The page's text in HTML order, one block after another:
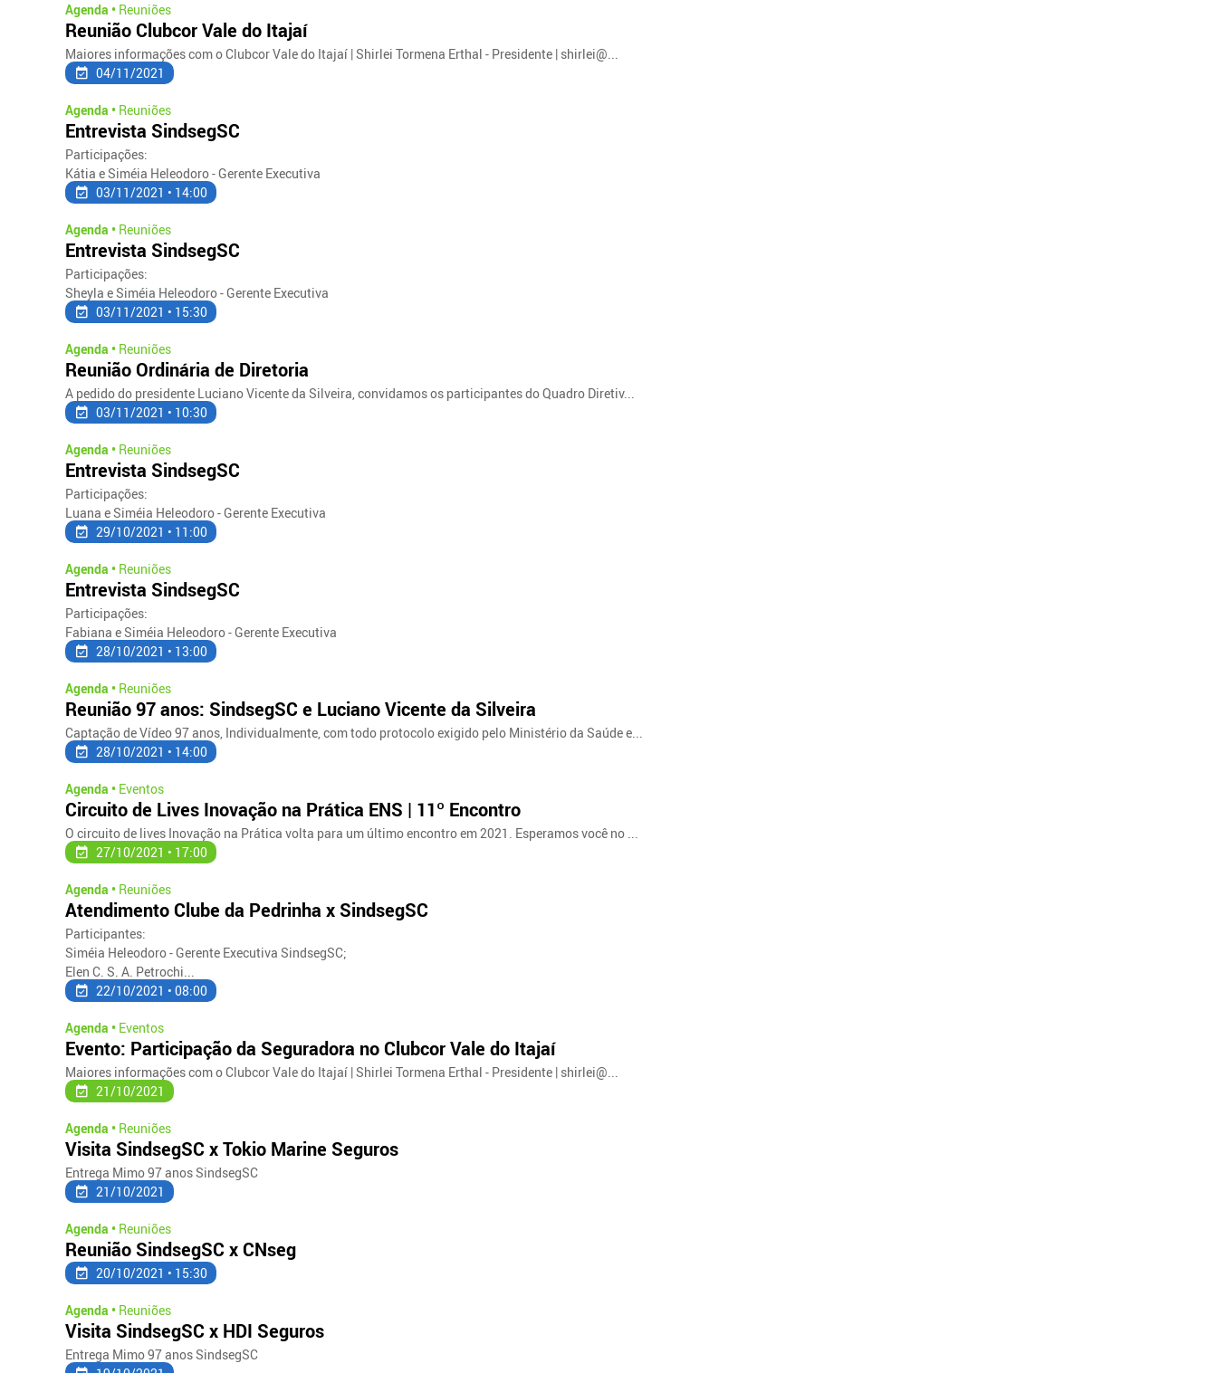
Agenda • Reuniões
Reunião Clubcor Vale do Itajaí
Maiores informações com o Clubcor Vale do Itajaí | Shirlei Tormena Erthal - Presidente | shirlei@...
04/11/2021
Agenda • Reuniões
Entrevista SindsegSC
Participações:
Kátia e Siméia Heleodoro - Gerente Executiva
03/11/2021 • 14:00
Agenda • Reuniões
Entrevista SindsegSC
Participações:
Sheyla e Siméia Heleodoro - Gerente Executiva
03/11/2021 • 15:30
Agenda • Reuniões
Reunião Ordinária de Diretoria
A pedido do presidente Luciano Vicente da Silveira, convidamos os participantes do Quadro Diretiv...
03/11/2021 • 10:30
Agenda • Reuniões
Entrevista SindsegSC
Participações:
Luana e Siméia Heleodoro - Gerente Executiva
29/10/2021 • 11:00
Agenda • Reuniões
Entrevista SindsegSC
Participações:
Fabiana e Siméia Heleodoro - Gerente Executiva
28/10/2021 • 13:00
Agenda • Reuniões
Reunião 97 anos: SindsegSC e Luciano Vicente da Silveira
Captação de Vídeo 97 anos, Individualmente, com todo protocolo exigido pelo Ministério da Saúde e...
28/10/2021 • 14:00
Agenda • Eventos
Circuito de Lives Inovação na Prática ENS | 11º Encontro
O circuito de lives Inovação na Prática volta para um último encontro em 2021. Esperamos você no ...
27/10/2021 • 17:00
Agenda • Reuniões
Atendimento Clube da Pedrinha x SindsegSC
Participantes:
Siméia Heleodoro - Gerente Executiva SindsegSC;
Elen C. S. A. Petrochi...
22/10/2021 • 08:00
Agenda • Eventos
Evento: Participação da Seguradora no Clubcor Vale do Itajaí
Maiores informações com o Clubcor Vale do Itajaí | Shirlei Tormena Erthal - Presidente | shirlei@...
21/10/2021
Agenda • Reuniões
Visita SindsegSC x Tokio Marine Seguros
Entrega Mimo 97 anos SindsegSC
21/10/2021
Agenda • Reuniões
Reunião SindsegSC x CNseg
20/10/2021 • 15:30
Agenda • Reuniões
Visita SindsegSC x HDI Seguros
Entrega Mimo 97 anos SindsegSC